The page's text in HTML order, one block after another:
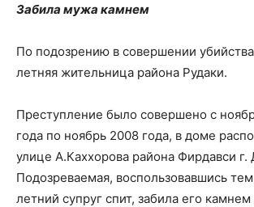
Забила мужа камнем
По подозрению в совершении
летняя жительница района Рудаки.
Преступление было совершено с
года по ноябрь 2008 года, в доме
улице А.Каххорова района Фирдавси г.
Подозреваемая, воспользовавшись
летний супруг спит, забила его